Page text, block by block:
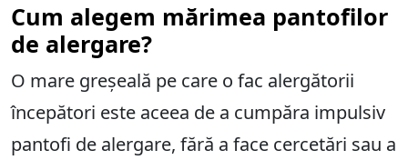
Cum alegem mărimea pantofilor
de alergare?
O mare greșeală pe care o fac alergătorii
începători este aceea de a cumpăra impulsiv
pantofi de alergare, fără a face cercetări sau a